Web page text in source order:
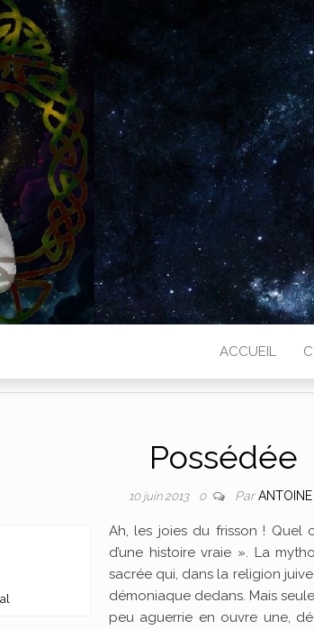
de films
ACCUEIL
Possédée
10 juin 2013 0 ParANTOINE
Ah, les joies du frisson ! Quel
d’une histoire vraie ». La
sacrée qui, dans la religion
démoniaque dedans. Mais
peu aguerrie en ouvre une,